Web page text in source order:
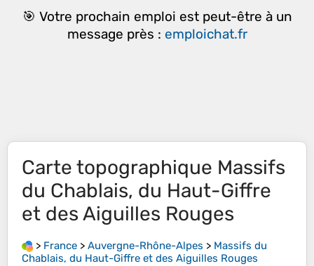
🎯 Votre prochain emploi est peut-être à un
message près : emploichat.fr
Carte topographique Massifs
du Chablais, du Haut-Giffre
et des Aiguilles Rouges
> France > Auvergne-Rhône-Alpes > Massifs du
Chablais, du Haut-Giffre et des Aiguilles Rouges